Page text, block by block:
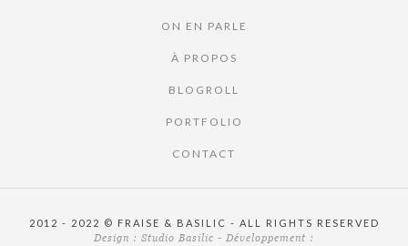
ON EN PARLE
À PROPOS
BLOGROLL
PORTFOLIO
CONTACT
2012 - 2022 © FRAISE & BASILIC - ALL RIGHTS RESERVED
Design : Studio Basilic - Développement :